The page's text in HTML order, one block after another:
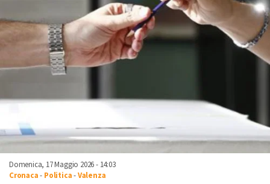
Domenica, 17 Maggio 2026 - 14:03
Cronaca- Politica-Valenza